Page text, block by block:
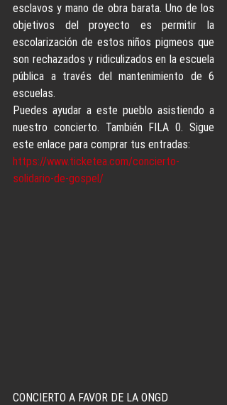
esclavos y mano de obra barata. Uno de los
objetivos del proyecto es permitir la
escolarización de estos niños pigmeos que
son rechazados y ridiculizados en la escuela
pública a través del mantenimiento de 6
escuelas.
Puedes ayudar a este pueblo asistiendo a
nuestro concierto. También FILA 0. Sigue
este enlace para comprar tus entradas:
https://www.ticketea.com/concierto-
solidario-de-gospel/
CONCIERTO A FAVOR DE LA ONGD